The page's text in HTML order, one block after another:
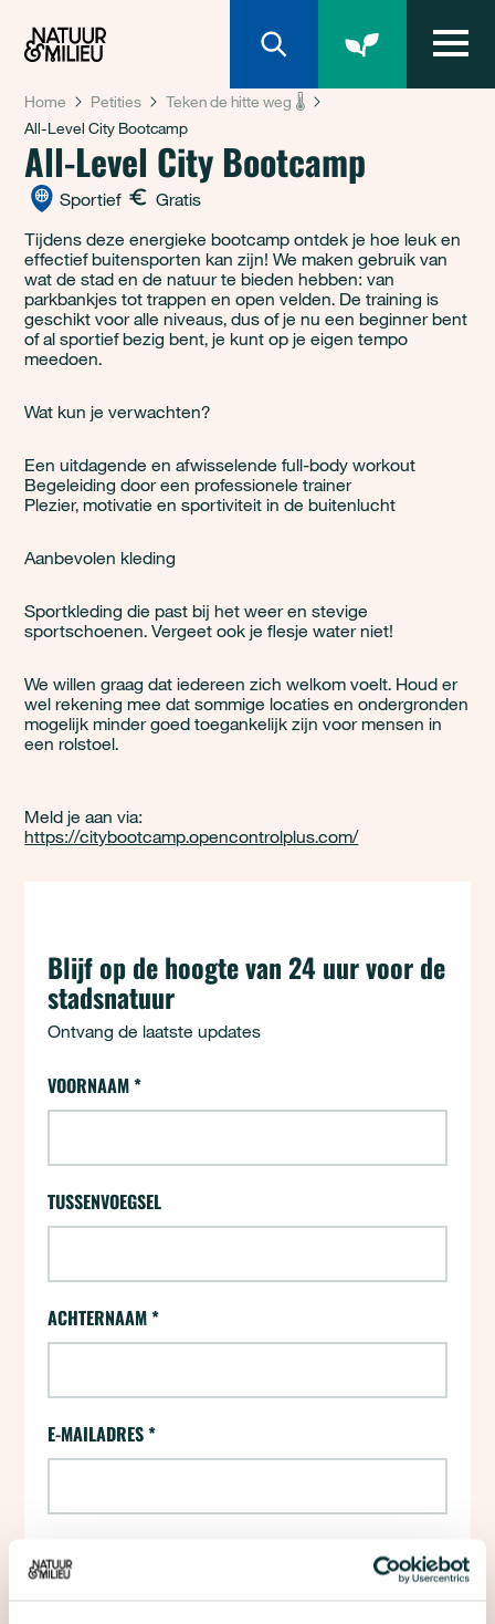
Home Petities
Teken de hitte weg 🌡️
All-Level City Bootcamp
All-Level City Bootcamp
Sportief
Gratis
Tijdens deze energieke bootcamp ontdek je hoe leuk en
effectief buitensporten kan zijn! We maken gebruik van
wat de stad en de natuur te bieden hebben: van
parkbankjes tot trappen en open velden. De training is
geschikt voor alle niveaus, dus of je nu een beginner bent
of al sportief bezig bent, je kunt op je eigen tempo
meedoen.
Wat kun je verwachten?
Een uitdagende en afwisselende full-body workout
Begeleiding door een professionele trainer
Plezier, motivatie en sportiviteit in de buitenlucht
Aanbevolen kleding
Sportkleding die past bij het weer en stevige
sportschoenen. Vergeet ook je flesje water niet!
We willen graag dat iedereen zich welkom voelt. Houd er
wel rekening mee dat sommige locaties en ondergronden
mogelijk minder goed toegankelijk zijn voor mensen in
een rolstoel.
Meld je aan via:
https://citybootcamp.opencontrolplus.com/
Blijf op de hoogte van 24 uur voor de
stadsnatuur
Ontvang de laatste updates
24 uur - Aanmelden (opt-ins)
VOORNAAM*
TUSSENVOEGSEL
ACHTERNAAM*
E-MAILADRES*
Ja, houd mij per e-mail op de hoogte van
nieuws, acties en andere informatie van Natuur